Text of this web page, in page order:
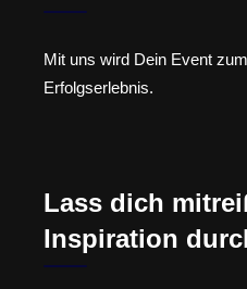
Mit uns wird Dein Event
Erfolgserlebnis.
Lass dich
Inspiration